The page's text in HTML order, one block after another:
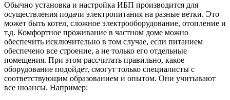
Обычно установка и настройка ИБП производится для
осуществления подачи электропитания на разные ветки. Это
может быть котел, сложное электрооборудование, отопление и
т.д. Комфортное проживание в частном доме можно
обеспечить исключительно в том случае, если питанием
обеспечено все строение, а не только его отдельные
помещения. При этом рассчитать правильно, какое
оборудование подойдет, смогут только специалисты с
соответствующим образованием и опытом. Они учитывают
все нюансы. Например: